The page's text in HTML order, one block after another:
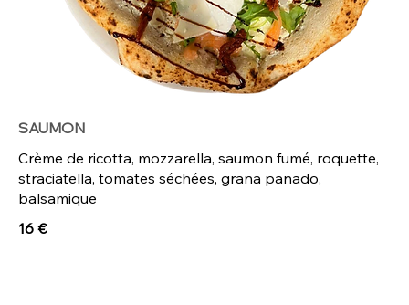
SAUMON
Crème de ricotta, mozzarella, saumon fumé, roquette,
straciatella, tomates séchées, grana panado,
balsamique
16 €